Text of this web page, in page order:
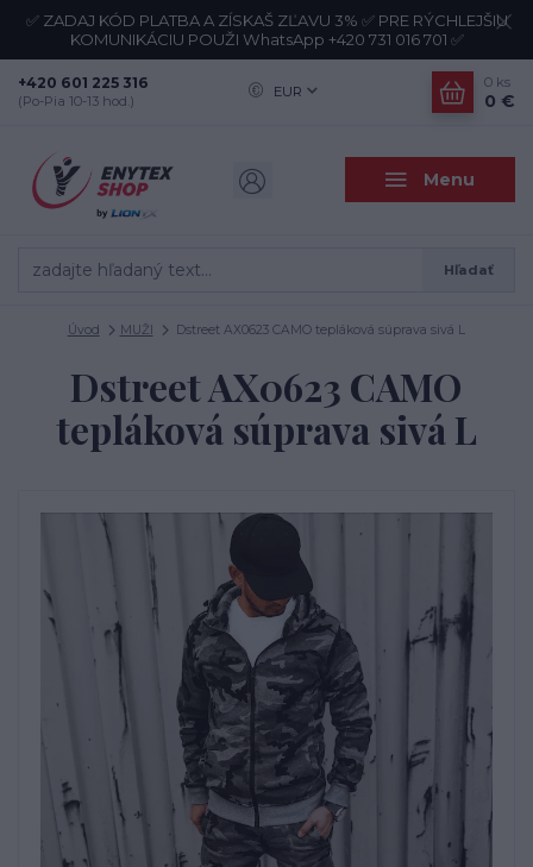
✅ ZADAJ KÓD PLATBA A ZÍSKAŠ ZĽAVU 3% ✅ PRE RÝCHLEJŠIU
KOMUNIKÁCIU POUŽI WhatsApp +420 731 016 701 ✅
Menu
EUR
Hľadať
+420 601 225 316
(Po-Pia 10-13 hod.)
0 ks
0 €
Úvod MUŽI Dstreet AX0623 CAMO tepláková súprava sivá L
Dstreet AX0623 CAMO
tepláková súprava sivá L